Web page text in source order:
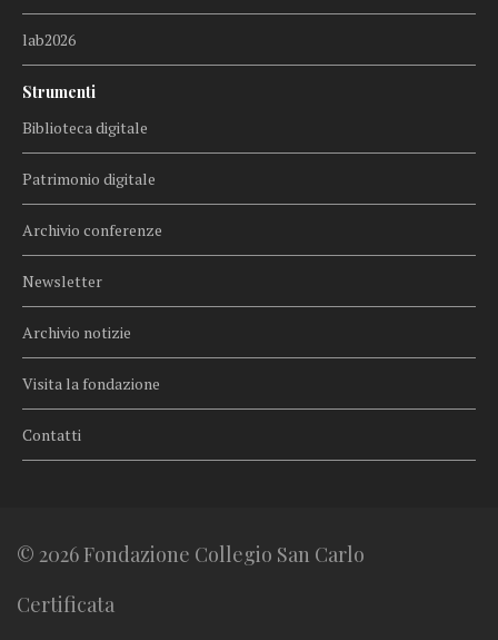
lab2026
Strumenti
Biblioteca digitale
Patrimonio digitale
Archivio conferenze
Newsletter
Archivio notizie
Visita la fondazione
Contatti
© 2026 Fondazione Collegio San Carlo
Certificata